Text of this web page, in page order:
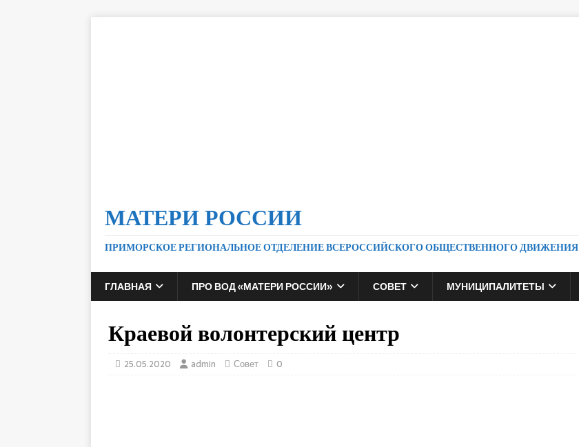
МАТЕРИ РОССИИ
ПРИМОРСКОЕ РЕГИОНАЛЬНОЕ ОТДЕЛЕНИЕ ВСЕРОССИЙСКОГО ОБЩЕСТВЕННОГО ДВИЖЕНИЯ
ГЛАВНАЯ ПРО ВОД «МАТЕРИ РОССИИ» СОВЕТ МУНИЦИПАЛИТЕТЫ
Краевой волонтерский центр
25.05.2020 admin Совет 0